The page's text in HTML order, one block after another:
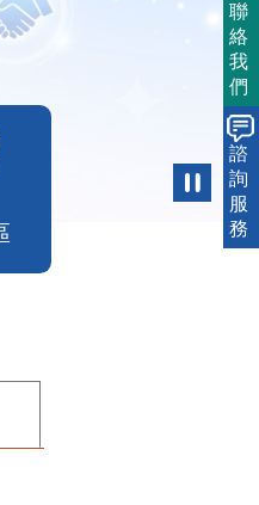
聯
絡
我
們
諮
詢
服
務